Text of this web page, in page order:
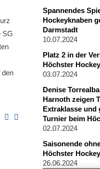
SG
den
Spannendes
Hockeyknaben
Darmstadt
10.07.2024
Platz 2 in der
Höchster
03.07.2024
Denise
Harnoth zeigen
Extraklasse und
Turnier beim
02.07.2024
Saisonende
Höchster
26.06.2024